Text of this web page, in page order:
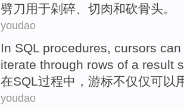
劈刀用于剁 碎、 切肉和砍骨头。
youdao
In SQL procedures, cursors can
iterate through rows of a result
在SQL过程中， 游标不仅仅可以
youdao